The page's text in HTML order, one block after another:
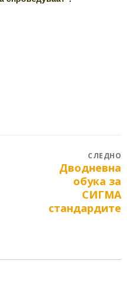
СЛЕДНО
Дводневна
обука за
СИГМА
стандардите